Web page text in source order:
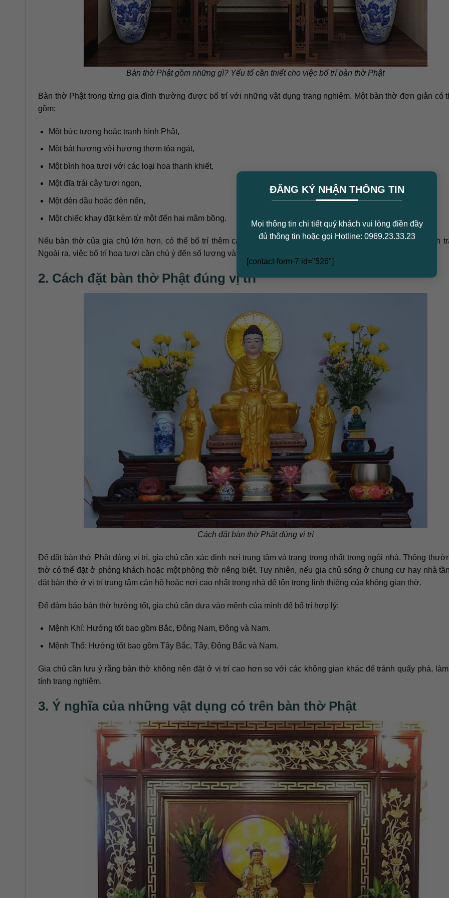
ĐĂNG KÝ NHẬN THÔNG TIN
Mọi thông tin chi tiết quý khách vui lòng điền đầy
đủ thông tin hoặc gọi Hotline: 0969.23.33.23
[contact-form-7 id="526"]
Bàn thờ Phật gồm những gì? Yếu tố cần thiết cho việc bố trí bàn thờ Phật
Bàn thờ Phật trong từng gia đình thường được bố trí với những vật dụng trang nghiêm. Một bàn thờ đơn giản có
gồm:
Một bức tượng hoặc tranh hình Phật,
Một bát hương với hương thơm tỏa ngát,
Một bình hoa tươi với các loại hoa thanh khiết,
Một đĩa trái cây tươi ngon,
Một đèn dầu hoặc đèn nến,
Một chiếc khay đặt kèm từ một đến hai mâm bồng.
Nếu bàn thờ của gia chủ lớn hơn, có thể bố trí thêm các vật dụng như ba bức tượng Phật hoặc một bức tranh
Ngoài ra, việc bố trí hoa tươi cần chú ý đến số lượng và loại hoa để tạo sự cân đối.
2. Cách đặt bàn thờ Phật đúng vị trí
Cách đặt bàn thờ Phật đúng vị trí
Để đặt bàn thờ Phật đúng vị trí, gia chủ cần xác định nơi trung tâm và trang trọng nhất trong ngôi nhà. Thông
thờ có thể đặt ở phòng khách hoặc một phòng thờ riêng biệt. Tuy nhiên, nếu gia chủ sống ở chung cư hay nhà
đặt bàn thờ ở vị trí trung tâm căn hộ hoặc nơi cao nhất trong nhà để tôn trọng linh thiêng của không gian thờ.
Để đảm bảo bàn thờ hướng tốt, gia chủ cần dựa vào mệnh của mình để bố trí hợp lý:
Mệnh Khí: Hướng tốt bao gồm Bắc, Đông Nam, Đông và Nam.
Mệnh Thổ: Hướng tốt bao gồm Tây Bắc, Tây, Đông Bắc và Nam.
Gia chủ cần lưu ý rằng bàn thờ không nên đặt ở vị trí cao hơn so với các không gian khác để tránh quấy phá,
tính trang nghiêm.
3. Ý nghĩa của những vật dụng có trên bàn thờ Phật